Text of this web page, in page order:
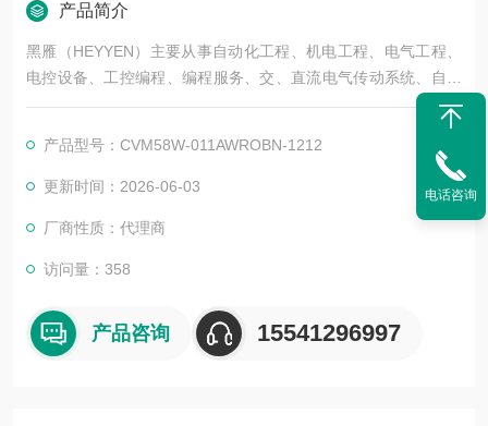
产品简介
黑雁（HEYYEN）主要从事自动化工程、机电工程、电气工程、
电控设备、工控编程、编程服务、交、直流电气传动系统、自动
化控制系统及其装置的研究与服务，不但可以独立承包工程项
目，还可为用户设计开发*的自动化控制系统并直接提供成套的现
代化电控设备
服务行业涉及冶金、石油、化工、纺织、食品、制药、电力、环
德国倍加福编码器原装产品CVM58W-011AWROBN-1212
产品型号：CVM58W-011AWROBN-1212
更新时间：2026-06-03
厂商性质：代理商
访问量：358
产品咨询 15541296997
电话咨询